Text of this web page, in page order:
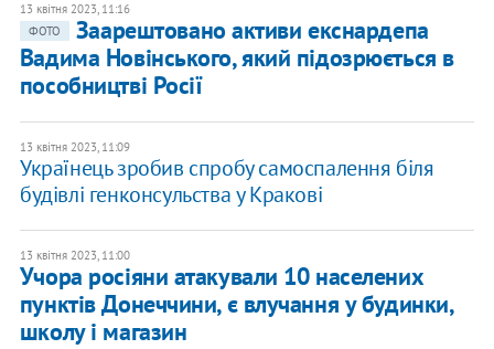
13 квітня 2023, 11:16
ФОТО
Заарештовано активи екснардепа
Вадима Новінського, який підозрюється в
пособництві Росії
13 квітня 2023, 11:09
Українець зробив спробу самоспалення біля
будівлі генконсульства у Кракові
13 квітня 2023, 11:00
Учора росіяни атакували 10 населених
пунктів Донеччини, є влучання у будинки,
школу і магазин